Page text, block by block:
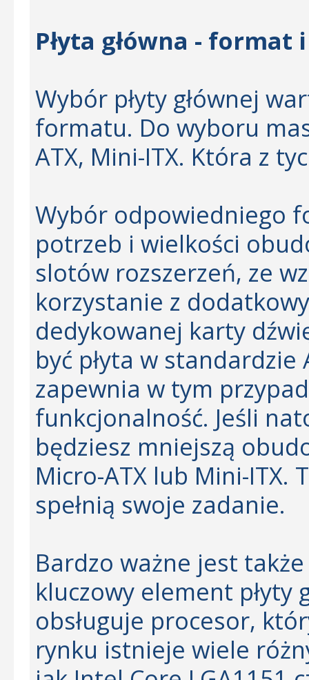
Płyta główna -
Wybór płyty głównej
formatu. Do wyboru
ATX, Mini-ITX. Która z
Wybór odpowiedniego
potrzeb i wielkości
slotów rozszerzeń, ze
korzystanie z
dedykowanej karty
być płyta w
zapewnia w tym
funkcjonalność. Jeśli
będziesz mniejszą
Micro-ATX lub Mini-ITX.
spełnią swoje zadanie.
Bardzo ważne jest
kluczowy element płyty
obsługuje procesor,
rynku istnieje wiele